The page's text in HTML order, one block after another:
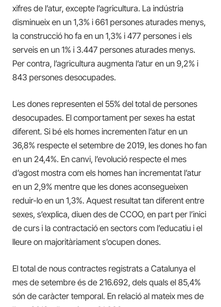
xifres de l’atur, excepte l’agricultura. La indústria
disminueix en un 1,3% i 661 persones aturades menys,
la construcció ho fa en un 1,3% i 477 persones i els
serveis en un 1% i 3.447 persones aturades menys.
Per contra, l’agricultura augmenta l’atur en un 9,2% i
843 persones desocupades.
Les dones representen el 55% del total de persones
desocupades. El comportament per sexes ha estat
diferent. Si bé els homes incrementen l’atur en un
36,8% respecte el setembre de 2019, les dones ho fan
en un 24,4%. En canvi, l’evolució respecte el mes
d’agost mostra com els homes han incrementat l’atur
en un 2,9% mentre que les dones aconsegueixen
reduir-lo en un 1,3%. Aquest resultat tan diferent entre
sexes, s’explica, diuen des de CCOO, en part per l’inici
de curs i la contractació en sectors com l’educatiu i el
lleure on majoritàriament s’ocupen dones.
El total de nous contractes registrats a Catalunya el
mes de setembre és de 216.692, dels quals el 85,4%
són de caràcter temporal. En relació al mateix mes de